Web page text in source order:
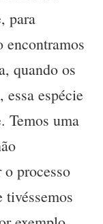
para
encontramos
quando os
espécie
Temos uma
o processo
tivéssemos